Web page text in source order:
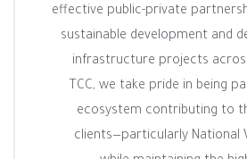
effective public-private
sustainable development and
infrastructure projects
TCC, we take pride in being
ecosystem contributing to
clients—particularly National